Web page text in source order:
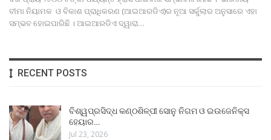
ବୀମା ନିୟାମକ ଓ ବିକାଶ ପ୍ରାଧିକରଣ (ଆଇଆରଡିଏ)ର ନୂଆ ସର୍କୁଲାର ଅନୁସାରେ ଏହା
ସମ୍ଭବ ହୋଇପାରିଛି । ଆଇଆରଡିଏ ଦ୍ୱାରା…
RECENT POSTS
ବିଶ୍ୱପ୍ରସିଦ୍ଧ କଣ୍ଠଶିଳ୍ପୀ ସୋନୁ ନିଗମ ଓ ଇଉଜେନିକ୍ସ
ହେୟାର…
Jul 23, 2026